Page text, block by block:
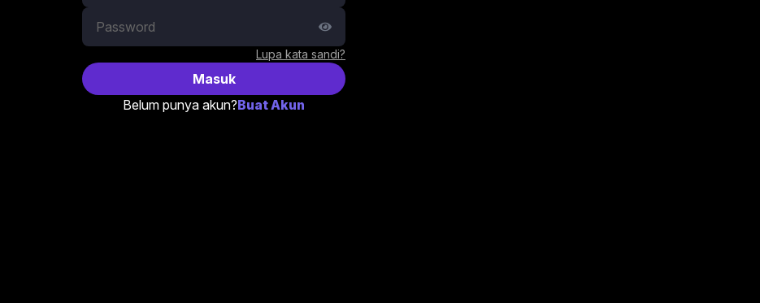
Lupa kata sandi?
Masuk
Belum punya akun?Buat Akun